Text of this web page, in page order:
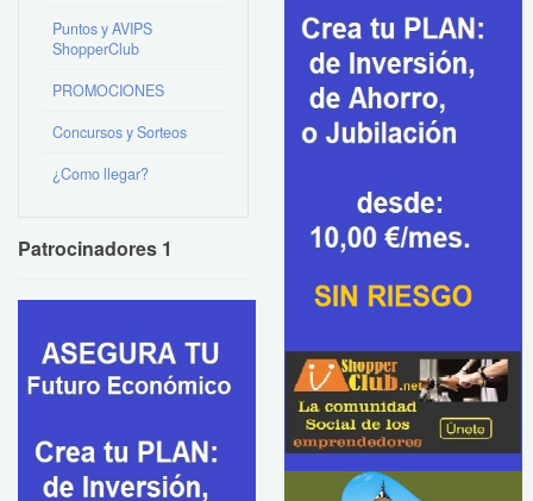
Puntos y AVIPS
ShopperClub
PROMOCIONES
Concursos y Sorteos
¿Como llegar?
Patrocinadores 1